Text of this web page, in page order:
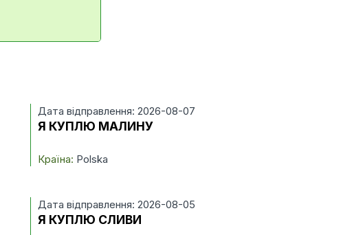
Дата відправлення: 2026-08-07
Я КУПЛЮ МАЛИНУ
Країна: Polska
Дата відправлення: 2026-08-05
Я КУПЛЮ СЛИВИ